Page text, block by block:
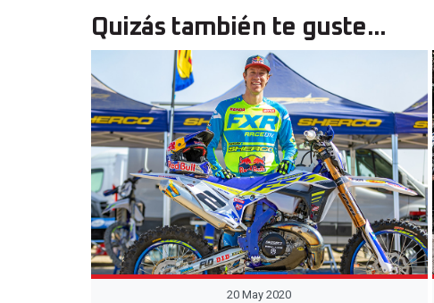
Quizás también te guste...
20 May 2020